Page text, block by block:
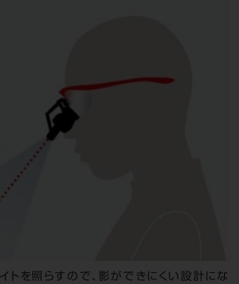
トを照らすので、影ができにくい設計にな